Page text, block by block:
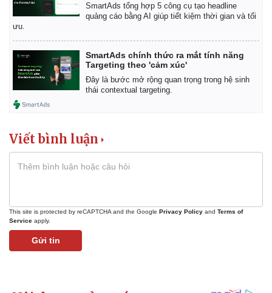
SmartAds tổng hợp 5 công cụ tạo headline
quảng cáo bằng AI giúp tiết kiệm thời gian và tối
ưu.
SmartAds chính thức ra mắt tính năng
Targeting theo 'cảm xúc'
Đây là bước mở rộng quan trọng trong hệ sinh
thái contextual targeting.
Viết bình luận
This site is protected by reCAPTCHA and the Google Privacy Policy and Terms of
Service apply.
Gửi tin